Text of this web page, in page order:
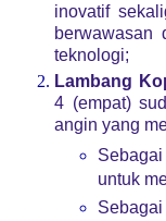
inovatif
berwawasan
teknologi;
Lambang
4 (empat)
angin yang
untuk